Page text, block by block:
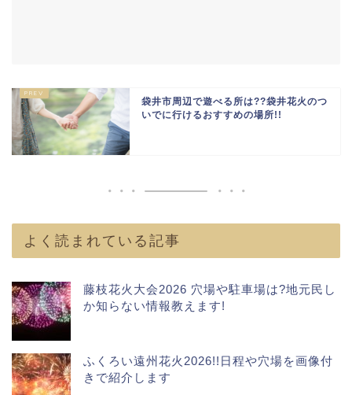
袋井市周辺で遊べる所は??袋井花火のつ
いでに行けるおすすめの場所!!
よく読まれている記事
藤枝花火大会2026 穴場や駐車場は?地元民し
か知らない情報教えます!
ふくろい遠州花火2026!!日程や穴場を画像付
きで紹介します